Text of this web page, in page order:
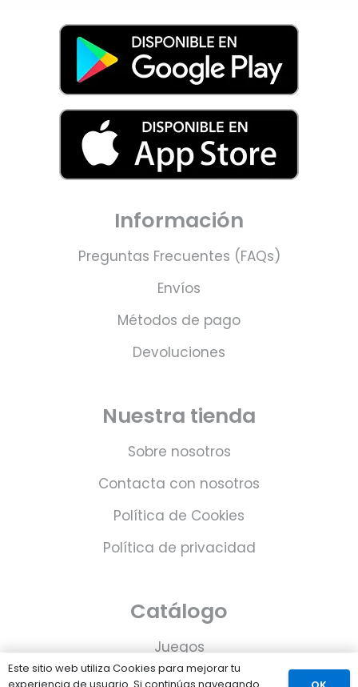
Información
Preguntas Frecuentes (FAQs)
Envíos
Métodos de pago
Devoluciones
Nuestra tienda
Sobre nosotros
Contacta con nosotros
Política de Cookies
Política de privacidad
Catálogo
Juegos
Consolas
Este sitio web utiliza Cookies para mejorar tu